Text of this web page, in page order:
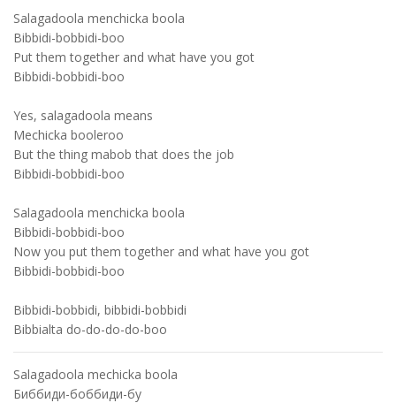
Salagadoola menchicka boola
Bibbidi-bobbidi-boo
Put them together and what have you got
Bibbidi-bobbidi-boo
Yes, salagadoola means
Mechicka booleroo
But the thing mabob that does the job
Bibbidi-bobbidi-boo
Salagadoola menchicka boola
Bibbidi-bobbidi-boo
Now you put them together and what have you got
Bibbidi-bobbidi-boo
Bibbidi-bobbidi, bibbidi-bobbidi
Bibbialta do-do-do-do-boo
Salagadoola mechicka boola
Биббиди-боббиди-бу